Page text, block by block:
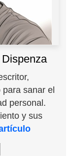
sanar el
personal.
y sus